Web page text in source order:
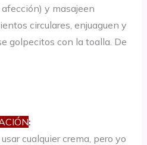
y masajeen
circulares, enjuaguen y
golpecitos con la toalla. De
:
cualquier crema, pero yo